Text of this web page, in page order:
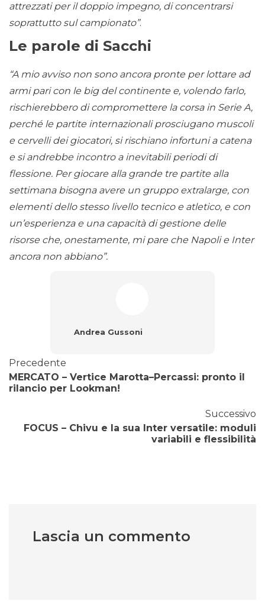
attrezzati per il doppio impegno, di concentrarsi
soprattutto sul campionato”.
Le parole di Sacchi
“A mio avviso non sono ancora pronte per lottare ad
armi pari con le big del continente e, volendo farlo,
rischierebbero di compromettere la corsa in Serie A,
perché le partite internazionali prosciugano muscoli
e cervelli dei giocatori, si rischiano infortuni a catena
e si andrebbe incontro a inevitabili periodi di
flessione. Per giocare alla grande tre partite alla
settimana bisogna avere un gruppo extralarge, con
elementi dello stesso livello tecnico e atletico, e con
un’esperienza e una capacità di gestione delle
risorse che, onestamente, mi pare che Napoli e Inter
ancora non abbiano”.
Andrea Gussoni
Precedente
MERCATO – Vertice Marotta–Percassi: pronto il
rilancio per Lookman!
Successivo
FOCUS – Chivu e la sua Inter versatile: moduli
variabili e flessibilità
Lascia un commento